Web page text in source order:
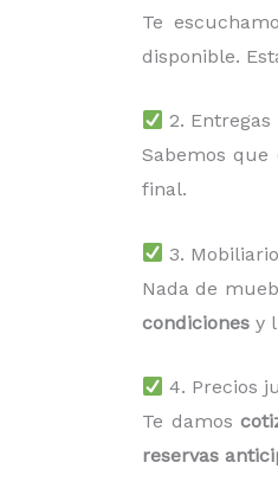
Te
disponible.
2.
Sabemos
final.
3.
Nada de
condiciones y
4. Precios
Te damos
reservas